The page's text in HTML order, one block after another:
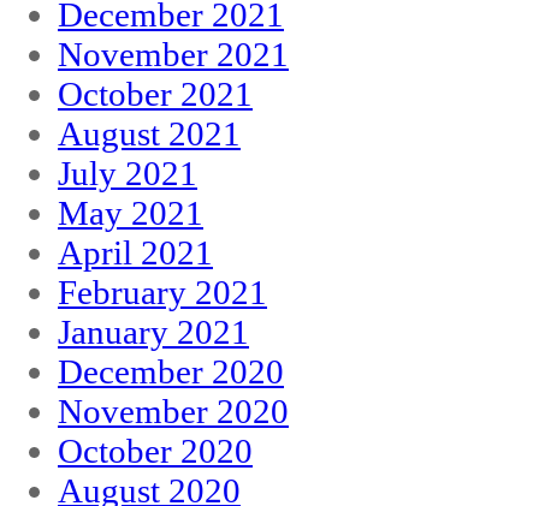
December 2021
November 2021
October 2021
August 2021
July 2021
May 2021
April 2021
February 2021
January 2021
December 2020
November 2020
October 2020
August 2020